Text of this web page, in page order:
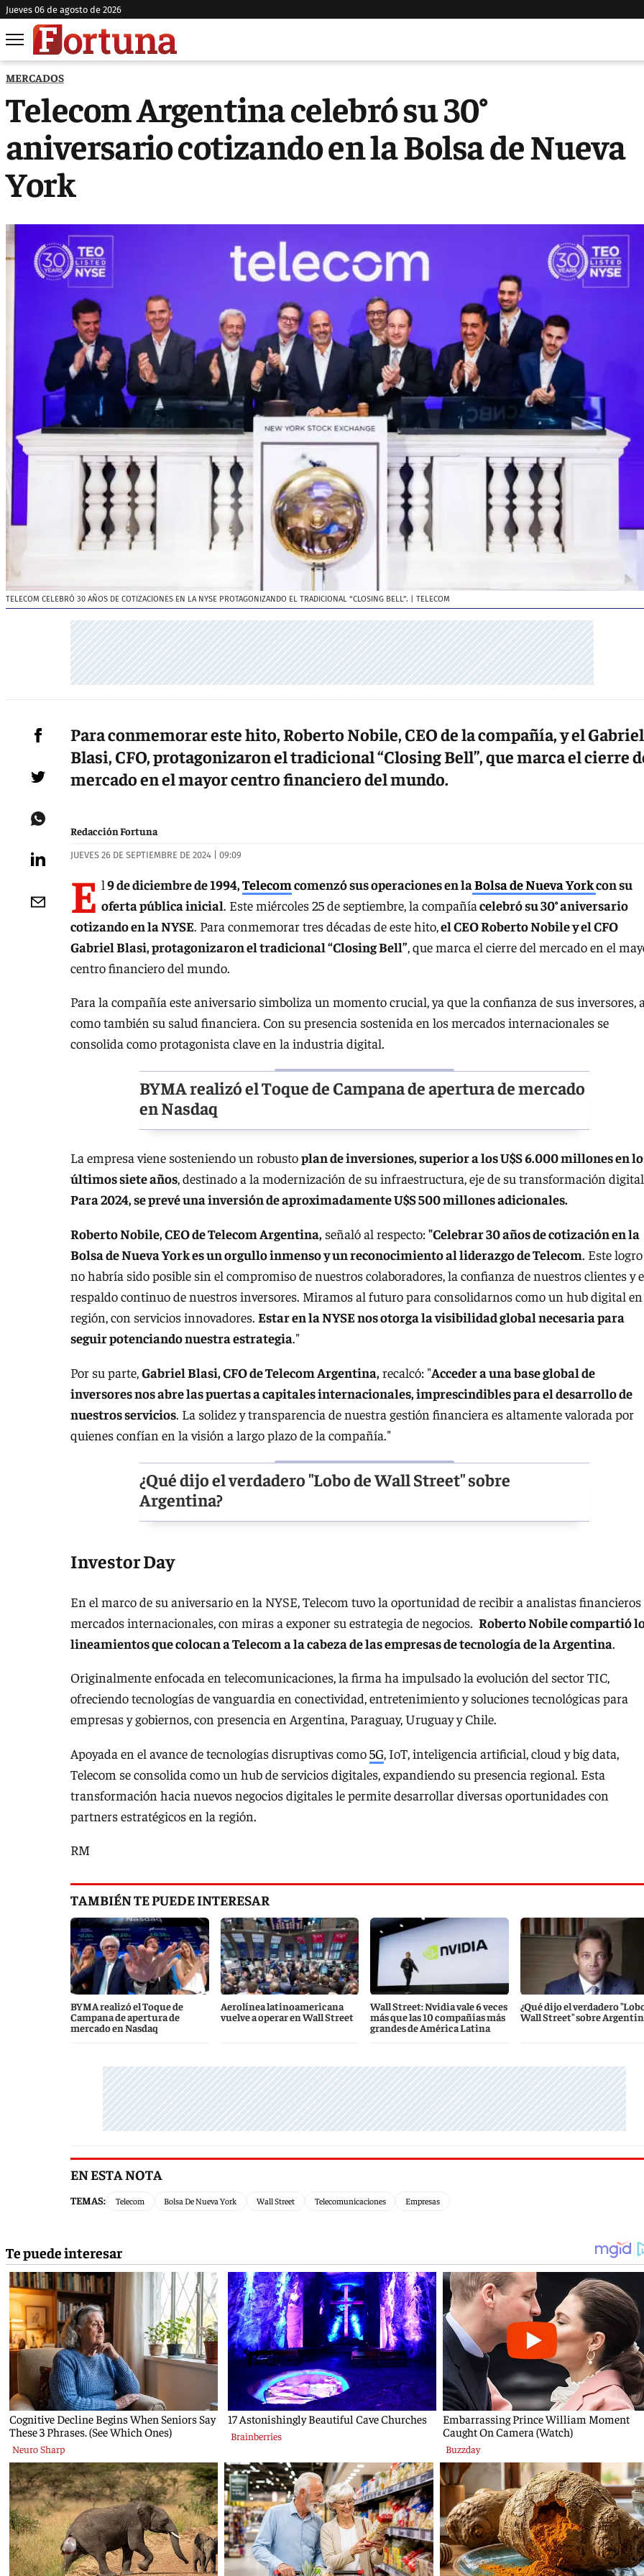
jueves 06 de agosto de 2026
MERCADOS
Telecom Argentina celebró su 30°
aniversario cotizando en la Bolsa de Nueva
York
TELECOM CELEBRÓ 30 AÑOS DE COTIZACIONES EN LA NYSE PROTAGONIZANDO EL TRADICIONAL “CLOSING BELL”. | TELECOM
Para conmemorar este hito, Roberto Nobile, CEO de la compañía, y el Gabriel
Blasi, CFO, protagonizaron el tradicional “Closing Bell”, que marca el cierre
mercado en el mayor centro financiero del mundo.
Redacción Fortuna
JUEVES 26 DE SEPTIEMBRE DE 2024 | 09:09
E l9 de diciembre de 1994,Telecomcomenzó sus operaciones en laBolsa de Nueva Yorkcon su
oferta pública inicial. Este miércoles 25 de septiembre, la compañíacelebró su 30° aniversario
cotizando en la NYSE. Para conmemorar tres décadas de este hito,el CEO Roberto Nobile y el CFO
Gabriel Blasi, protagonizaron el tradicional “Closing Bell”, que marca el cierre del mercado en el
centro financiero del mundo.
Para la compañía este aniversario simboliza un momento crucial, ya que la confianza de sus inversores,
como también su salud financiera. Con su presencia sostenida en los mercados internacionales se
consolida como protagonista clave en la industria digital.
BYMA realizó el Toque de Campana de apertura de mercado
en Nasdaq
La empresa viene sosteniendo un robustoplan de inversiones, superior a los U$S 6.000 millones en
últimos siete años, destinado a la modernización de su infraestructura, eje de su transformación
Para 2024, se prevé una inversión de aproximadamente U$S 500 millones adicionales.
Roberto Nobile, CEO de Telecom Argentina, señaló al respecto:"Celebrar 30 años de cotización en la
Bolsa de Nueva York es un orgullo inmenso y un reconocimiento al liderazgo de Telecom. Este logro
no habría sido posible sin el compromiso de nuestros colaboradores, la confianza de nuestros clientes y
respaldo continuo de nuestros inversores. Miramos al futuro para consolidarnos como un hub digital
región, con servicios innovadores. Estar en la NYSE nos otorga la visibilidad global necesaria para
seguir potenciando nuestra estrategia."
Por su parte, Gabriel Blasi, CFO de Telecom Argentina, recalcó: "Acceder a una base global de
inversores nos abre las puertas a capitales internacionales, imprescindibles para el desarrollo de
nuestros servicios. La solidez y transparencia de nuestra gestión financiera es altamente valorada por
quienes confían en la visión a largo plazo de la compañía."
¿Qué dijo el verdadero "Lobo de Wall Street" sobre
Argentina?
Investor Day
En el marco de su aniversario en la NYSE, Telecom tuvo la oportunidad de recibir a analistas financieros
mercados internacionales, con miras a exponer su estrategia de negocios. Roberto Nobile compartió
lineamientos que colocan a Telecom a la cabeza de las empresas de tecnología de la Argentina.
Originalmente enfocada en telecomunicaciones, la firma ha impulsado la evolución del sector TIC,
ofreciendo tecnologías de vanguardia en conectividad, entretenimiento y soluciones tecnológicas para
empresas y gobiernos, con presencia en Argentina, Paraguay, Uruguay y Chile.
Apoyada en el avance de tecnologías disruptivas como5G, IoT, inteligencia artificial, cloud y big data,
Telecom se consolida como un hub de servicios digitales, expandiendo su presencia regional. Esta
transformación hacia nuevos negocios digitales le permite desarrollar diversas oportunidades con
partners estratégicos en la región.
RM
TAMBIÉN TE PUEDE INTERESAR
BYMA realizó el Toque de
Campana de apertura de
mercado en Nasdaq
Aerolínea latinoamericana
vuelve a operar en Wall Street
Wall Street: Nvidia vale 6 veces
más que las 10 compañías más
grandes de América Latina
¿Qué dijo el verdadero
Wall Street" sobre
EN ESTA NOTA
TEMAS: Telecom Bolsa De Nueva York Wall Street Telecomunicaciones Empresas